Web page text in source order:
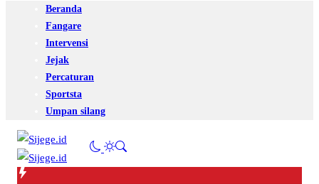
Beranda
Fangare
Intervensi
Jejak
Percaturan
Sportsta
Umpan silang